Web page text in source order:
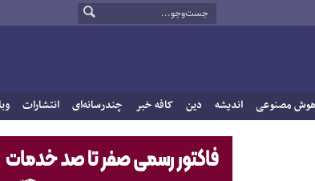
هوش مصنوعی اندیشه دین کافه خبر چندرسانه‌ای انتشارات